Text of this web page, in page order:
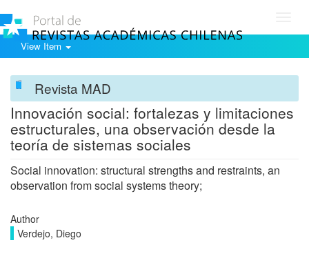
View Item
Revista MAD
Innovación social: fortalezas y limitaciones
estructurales, una observación desde la
teoría de sistemas sociales
Social innovation: structural strengths and restraints, an
observation from social systems theory;
Author
Verdejo, Diego